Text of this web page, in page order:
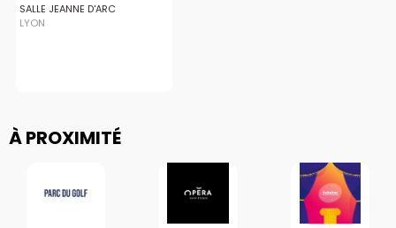
SALLE JEANNE D'ARC
LYON
À PROXIMITÉ